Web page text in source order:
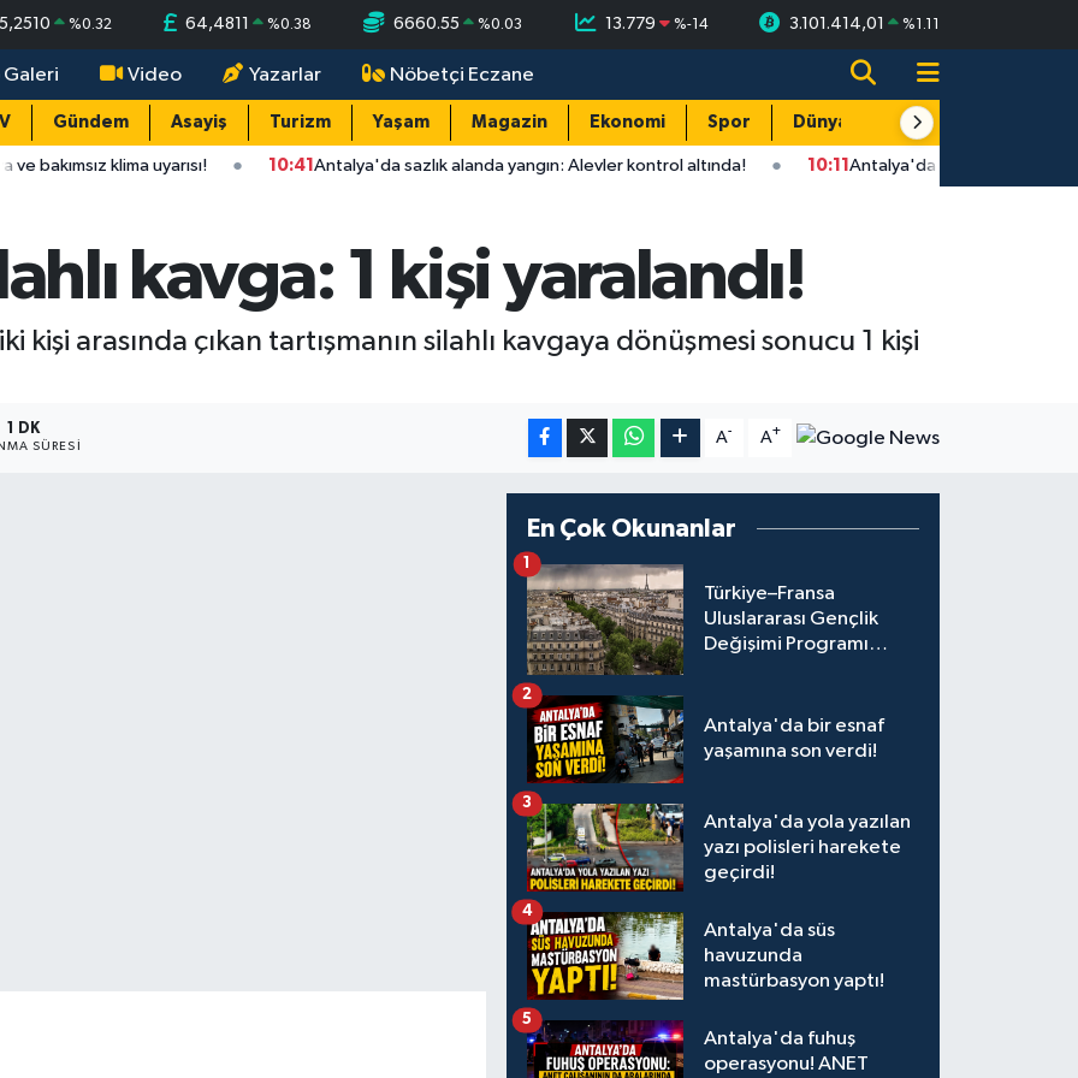
%0.32 64,4811 %0.38 6660.55 %0.03 13.779 %-14 3.101.414,01 %1.11
Galeri Video Yazarlar Nöbetçi Eczane
Gündem Asayiş Turizm Yaşam Magazin Ekonomi Spor Dünya Resmi Reklamlar
uyarısı! 10:41Antalya'da sazlık alanda yangın: Alevler kontrol altında! 10:11Antalya'da seyir halindeki LPG'li otomobil
kavga: 1 kişi yaralandı!
kişi arasında çıkan tartışmanın silahlı kavgaya dönüşmesi sonucu 1 kişi
1 DK
SÜRESI
A- A+
En Çok Okunanlar
Türkiye–Fransa
Uluslararası Gençlik
Değişimi Programı
1
Antalya'da bir esnaf
yaşamına son verdi!
2
Antalya'da yola yazılan
yazı polisleri harekete
geçirdi!
3
Antalya'da süs
havuzunda
mastürbasyon yaptı!
4
Antalya'da fuhuş
operasyonu! ANET
5